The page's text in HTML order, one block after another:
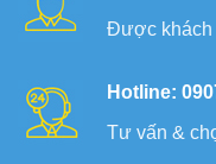
Được khách
Hotline:
Tư vấn &